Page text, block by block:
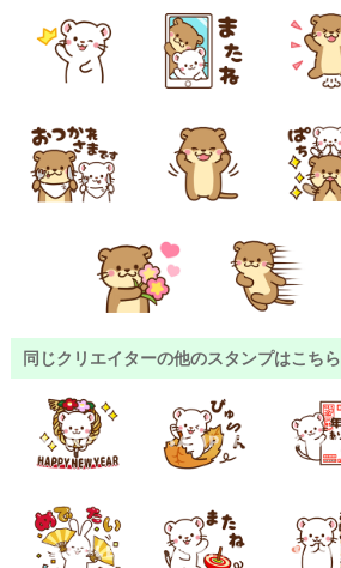
同じクリエイターの他のスタンプはこちら